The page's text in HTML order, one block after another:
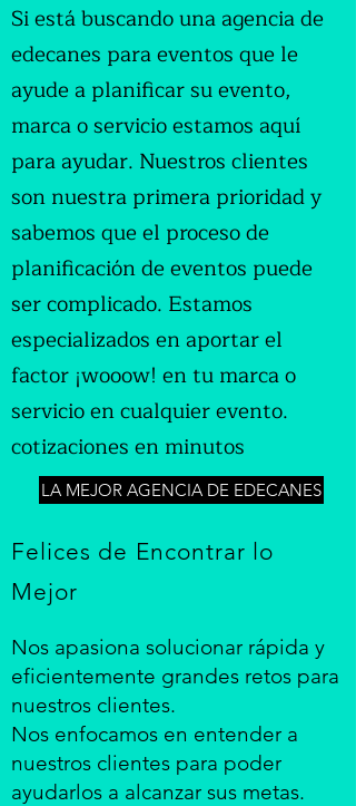
Si está buscando una agencia de
edecanes para eventos que le
ayude a planificar su evento,
marca o servicio estamos aquí
para ayudar. Nuestros clientes
son nuestra primera prioridad y
sabemos que el proceso de
planificación de eventos puede
ser complicado. Estamos
especializados en aportar el
factor ¡wooow! en tu marca o
servicio en cualquier evento.
cotizaciones en minutos
LA MEJOR AGENCIA DE EDECANES
Felices de Encontrar lo
Mejor
Nos apasiona solucionar rápida y
eficientemente grandes retos para
nuestros clientes.
Nos enfocamos en entender a
nuestros clientes para poder
ayudarlos a alcanzar sus metas.